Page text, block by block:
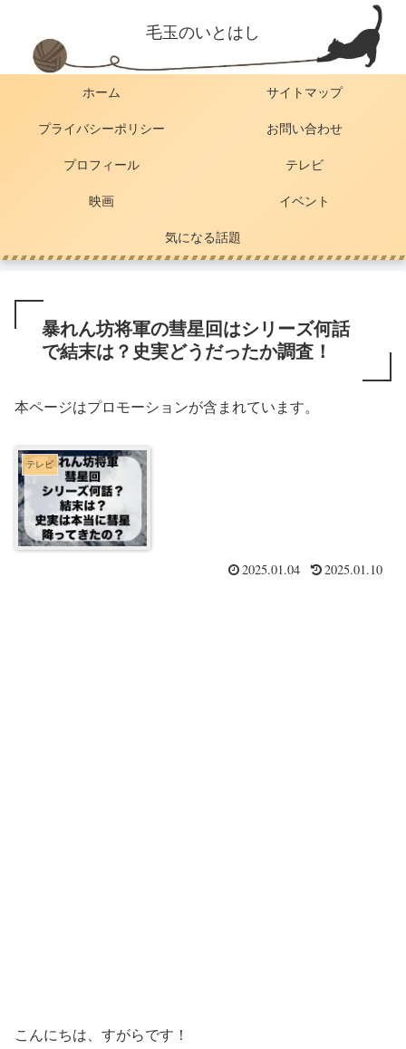
毛玉のいとはし
ホーム サイトマップ
プライバシーポリシー お問い合わせ
プロフィール テレビ
映画 イベント
気になる話題
暴れん坊将軍の彗星回はシリーズ何話
で結末は？史実どうだったか調査！
本ページはプロモーションが含まれています。
テレビ
2025.01.04 2025.01.10
こんにちは、すがらです！